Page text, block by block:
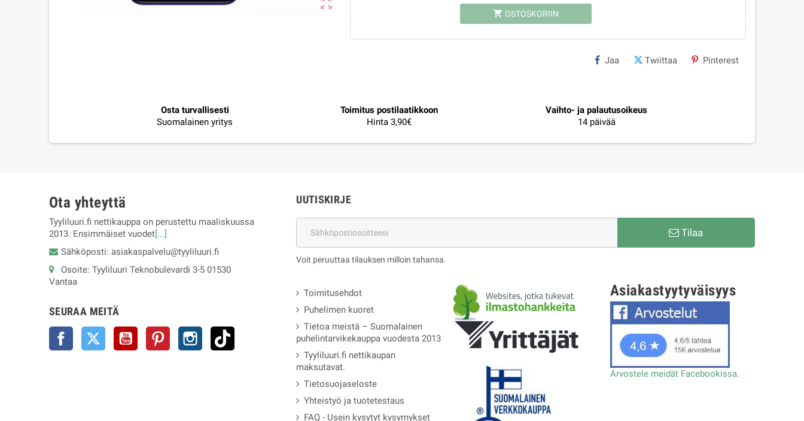
zoom_out_map
shopping_cart OSTOSKORIIN
Jaa Twiittaa Pinterest
Osta turvallisesti
Suomalainen yritys
Toimitus postilaatikkoon
Hinta 3,90€
Vaihto- ja palautusoikeus
14 päivää
Ota yhteyttä
Tyyliluuri.fi nettikauppa on perustettu maaliskuussa
2013. Ensimmäiset vuodet[...]
Sähköposti: asiakaspalvelu@tyyliluuri.fi
Osoite: Tyyliluuri Teknobulevardi 3-5 01530
Vantaa
SEURAA MEITÄ
Facebook Twitter YouTube Pinterest Instagram
UUTISKIRJE
Tilaa
Voit peruuttaa tilauksen milloin tahansa.
Toimitusehdot
Puhelimen kuoret
Tietoa meistä – Suomalainen
puhelintarvikekauppa vuodesta 2013
Tyyliluuri.fi nettikaupan
maksutavat.
Tietosuojaseloste
Yhteistyö ja tuotetestaus
FAQ - Usein kysytyt kysymykset
Asiakastyytyväisyys
Arvostele meidät Facebookissa.